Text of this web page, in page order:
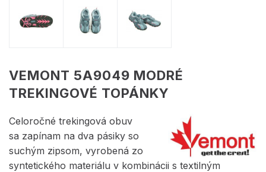
VEMONT 5A9049 MODRÉ
TREKINGOVÉ TOPÁNKY
Celoročné trekingová obuv
sa zapínam na dva pásiky so
suchým zipsom, vyrobená zo
syntetického materiálu v kombinácii s textilným